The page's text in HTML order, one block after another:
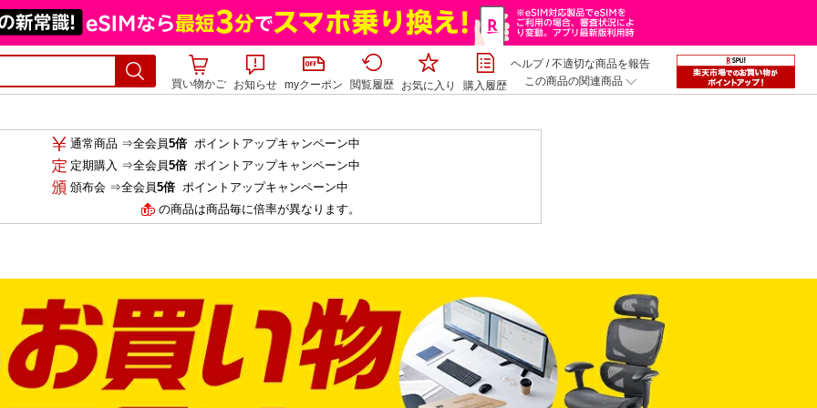
買い物かご お知らせ myクーポン 閲覧履歴 お気に入り 購入履歴
ヘルプ/不適切な商品を報告
この商品の関連商品
通常商品 ⇒全会員5倍 ポイントアップキャンペーン中
定期購入 ⇒全会員5倍 ポイントアップキャンペーン中
頒布会 ⇒全会員5倍 ポイントアップキャンペーン中
の商品は商品毎に倍率が異なります。